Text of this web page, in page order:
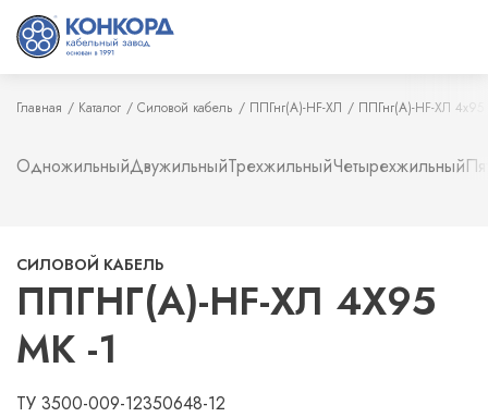
Главная Каталог Силовой кабель ППГнг(А)-HF-ХЛ ППГнг(А)-HF-ХЛ 4х95
ОдножильныйДвужильныйТрехжильныйЧетырехжильный
СИЛОВОЙ КАБЕЛЬ
ППГНГ(А)-HF-ХЛ 4Х95
МК -1
ТУ 3500-009-12350648-12